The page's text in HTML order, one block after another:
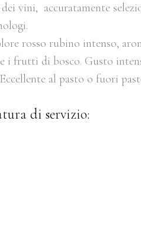
dei vini, accuratamente
rosso rubino intenso,
e i frutti di bosco. Gusto
al pasto o fuori
di servizio: